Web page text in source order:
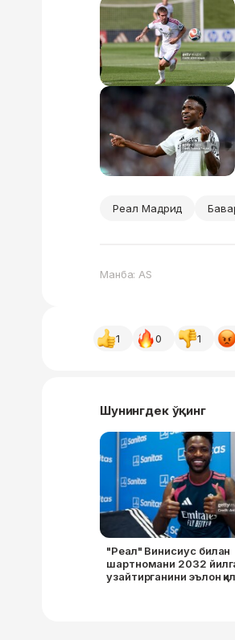
Реал Мадрид
Манба: AS
1 0 1
Шунингдек ўқинг
"Реал" Винисиус билан
шартномани 2032
узайтирганини эълон